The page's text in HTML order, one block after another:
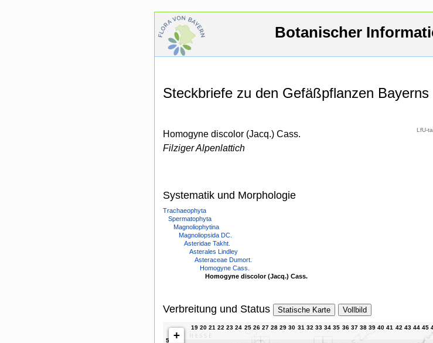
Botanischer
Steckbriefe zu den Gefäßpflanzen Bayerns
Homogyne discolor (Jacq.) Cass.
Filziger Alpenlattich
LfU-
Systematik und Morphologie
Trachaeophyta
Spermatophyta
Magnoliophytina
Magnoliopsida DC.
Asteridae Takht.
Asterales Lindley
Asteraceae Dumort.
Homogyne Cass.
Homogyne discolor (Jacq.) Cass.
Verbreitung und Status Statische Karte Vollbild
+